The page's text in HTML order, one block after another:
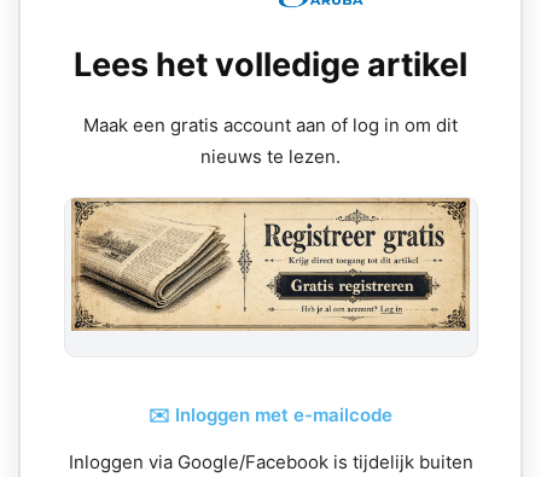
Lees het volledige artikel
Maak een gratis account aan of log in om dit
nieuws te lezen.
✉️ Inloggen met e-mailcode
Inloggen via Google/Facebook is tijdelijk buiten